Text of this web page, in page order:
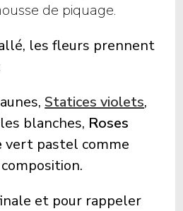
de piquage.
les fleurs prennent
Statices violets,
blanches, Roses
vert pastel comme
et pour rappeler